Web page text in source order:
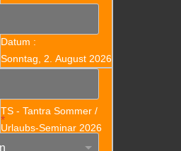
Urlaubs-Seminar in
Datum :
Sonntag, 2. August 2026
TS - Tantra Sommer /
Urlaubs-Seminar 2026
17:00
*